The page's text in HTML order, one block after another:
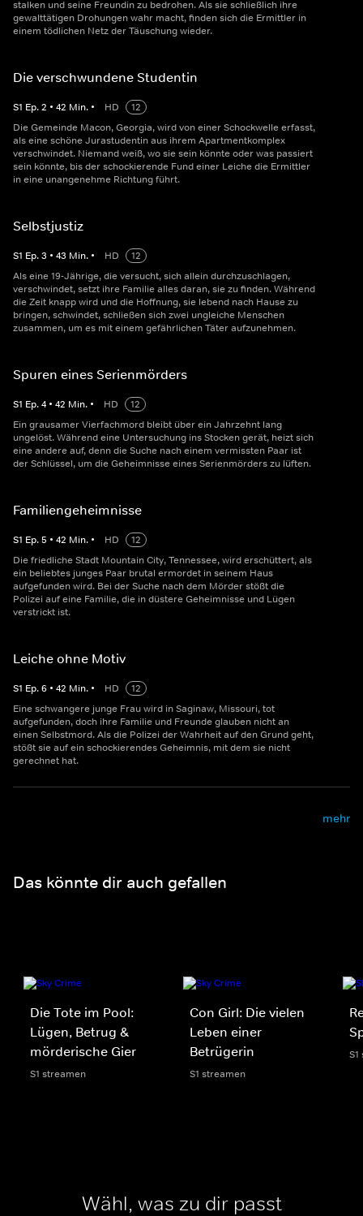
stalken und seine Freundin zu bedrohen. Als sie schließlich ihre
gewalttätigen Drohungen wahr macht, finden sich die Ermittler in
einem tödlichen Netz der Täuschung wieder.
Die verschwundene Studentin
S1 Ep.2 • 42 Min. • HD
12
Die Gemeinde Macon, Georgia, wird von einer Schockwelle erfasst,
als eine schöne Jurastudentin aus ihrem Apartmentkomplex
verschwindet. Niemand weiß, wo sie sein könnte oder was passiert
sein könnte, bis der schockierende Fund einer Leiche die Ermittler
in eine unangenehme Richtung führt.
Selbstjustiz
S1 Ep.3 • 43 Min. • HD
12
Als eine 19-Jährige, die versucht, sich allein durchzuschlagen,
verschwindet, setzt ihre Familie alles daran, sie zu finden. Während
die Zeit knapp wird und die Hoffnung, sie lebend nach Hause zu
bringen, schwindet, schließen sich zwei ungleiche Menschen
zusammen, um es mit einem gefährlichen Täter aufzunehmen.
Spuren eines Serienmörders
S1 Ep.4 • 42 Min. • HD
12
Ein grausamer Vierfachmord bleibt über ein Jahrzehnt lang
ungelöst. Während eine Untersuchung ins Stocken gerät, heizt sich
eine andere auf, denn die Suche nach einem vermissten Paar ist
der Schlüssel, um die Geheimnisse eines Serienmörders zu lüften.
Familiengeheimnisse
S1 Ep.5 • 42 Min. • HD
12
Die friedliche Stadt Mountain City, Tennessee, wird erschüttert, als
ein beliebtes junges Paar brutal ermordet in seinem Haus
aufgefunden wird. Bei der Suche nach dem Mörder stößt die
Polizei auf eine Familie, die in düstere Geheimnisse und Lügen
verstrickt ist.
Leiche ohne Motiv
S1 Ep.6 • 42 Min. • HD
12
Eine schwangere junge Frau wird in Saginaw, Missouri, tot
aufgefunden, doch ihre Familie und Freunde glauben nicht an
einen Selbstmord. Als die Polizei der Wahrheit auf den Grund geht,
stößt sie auf ein schockierendes Geheimnis, mit dem sie nicht
gerechnet hat.
mehr
Das könnte dir auch gefallen
Die Tote im Pool:
Lügen, Betrug &
mörderische Gier
S1 streamen
Con Girl: Die vielen
Leben einer
Betrügerin
S1 streamen
Wähl, was zu dir passt